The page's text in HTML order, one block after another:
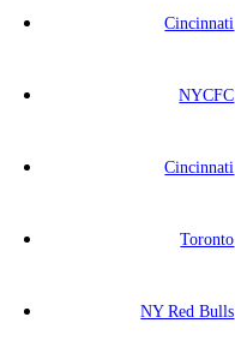
Cincinnati
NYCFC
Cincinnati
Toronto
NY Red Bulls